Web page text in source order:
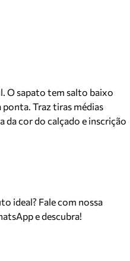
O sapato tem salto baixo
Traz tiras médias
da cor do calçado e inscrição
ideal? Fale com nossa
e descubra!